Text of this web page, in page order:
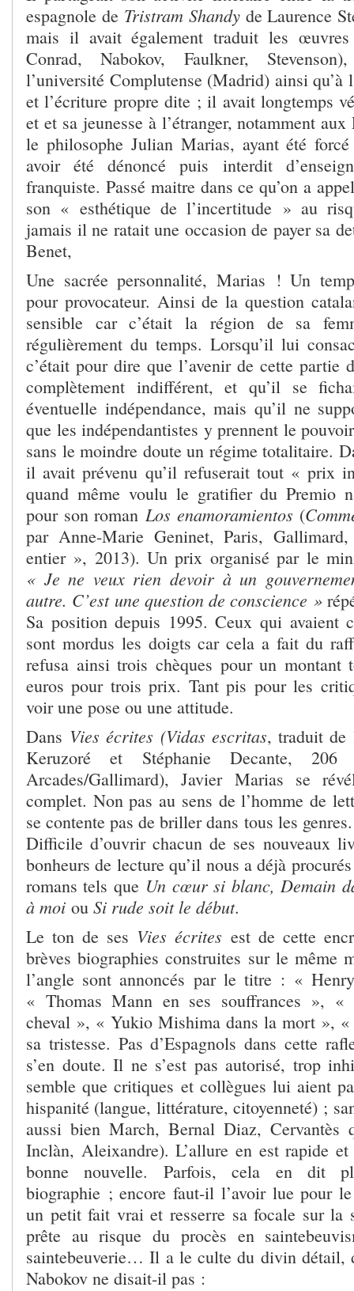
espagnole de Tristram Shandyde Laurence
mais il avait également traduit les
Conrad, Nabokov, Faulkner,
l’université Complutense (Madrid) ainsi qu’à
et l’écriture propre dite ; il avait longtemps
et et sa jeunesse à l’étranger, notamment
le philosophe Julian Marias, ayant été forcé
avoir été dénoncé puis interdit
franquiste. Passé maitre dans ce qu’on a
son « esthétique de l’incertitude » au
jamais il ne ratait une occasion de payer sa
Benet,
Une sacrée personnalité, Marias ! Un
pour provocateur. Ainsi de la question
sensible car c’était la région de sa
régulièrement du temps. Lorsqu’il lui
c’était pour dire que l’avenir de cette partie
complètement indifférent, et qu’il se
éventuelle indépendance, mais qu’il ne
que les indépendantistes y prennent le
sans le moindre doute un régime totalitaire.
il avait prévenu qu’il refuserait tout « prix
quand même voulu le gratifier du Premio
pour son roman Los enamoramientos (
par Anne-Marie Geninet, Paris,
entier », 2013). Un prix organisé par le
« Je ne veux rien devoir à un
autre. C’est une question de conscience »
Sa position depuis 1995. Ceux qui avaient
sont mordus les doigts car cela a fait du
refusa ainsi trois chèques pour un
euros pour trois prix. Tant pis pour les
voir une pose ou une attitude.
Dans Vies écrites (Vidas escritas, traduit de
Keruzoré et Stéphanie Decante,
Arcades/Gallimard), Javier Marias se
complet. Non pas au sens de l’homme de
se contente pas de briller dans tous les
Difficile d’ouvrir chacun de ses nouveaux
bonheurs de lecture qu’il nous a déjà
romans tels que Un cœur si blanc, Demain
à moi ou Si rude soit le début.
Le ton de ses Vies écrites est de cette
brèves biographies construites sur le même
l’angle sont annoncés par le titre : «
« Thomas Mann en ses souffrances »,
cheval », « Yukio Mishima dans la mort », «
sa tristesse. Pas d’Espagnols dans cette
s’en doute. Il ne s’est pas autorisé, trop
semble que critiques et collègues lui aient
hispanité (langue, littérature, citoyenneté) ;
aussi bien March, Bernal Diaz, Cervantès
Inclàn, Aleixandre). L’allure en est rapide
bonne nouvelle. Parfois, cela en dit
biographie ; encore faut-il l’avoir lue pour
un petit fait vrai et resserre sa focale sur la
prête au risque du procès en
saintebeuverie… Il a le culte du divin détail,
Nabokov ne disait-il pas :